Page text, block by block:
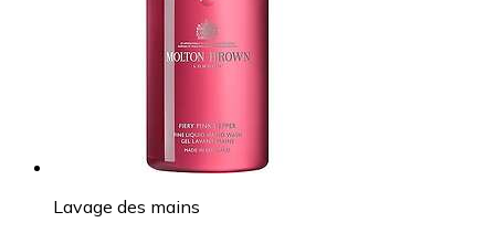
Lavage des mains